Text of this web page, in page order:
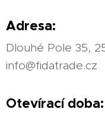
Adresa:
Dlouhé Pole 35,
info@fidatrade.cz
Otevírací doba: